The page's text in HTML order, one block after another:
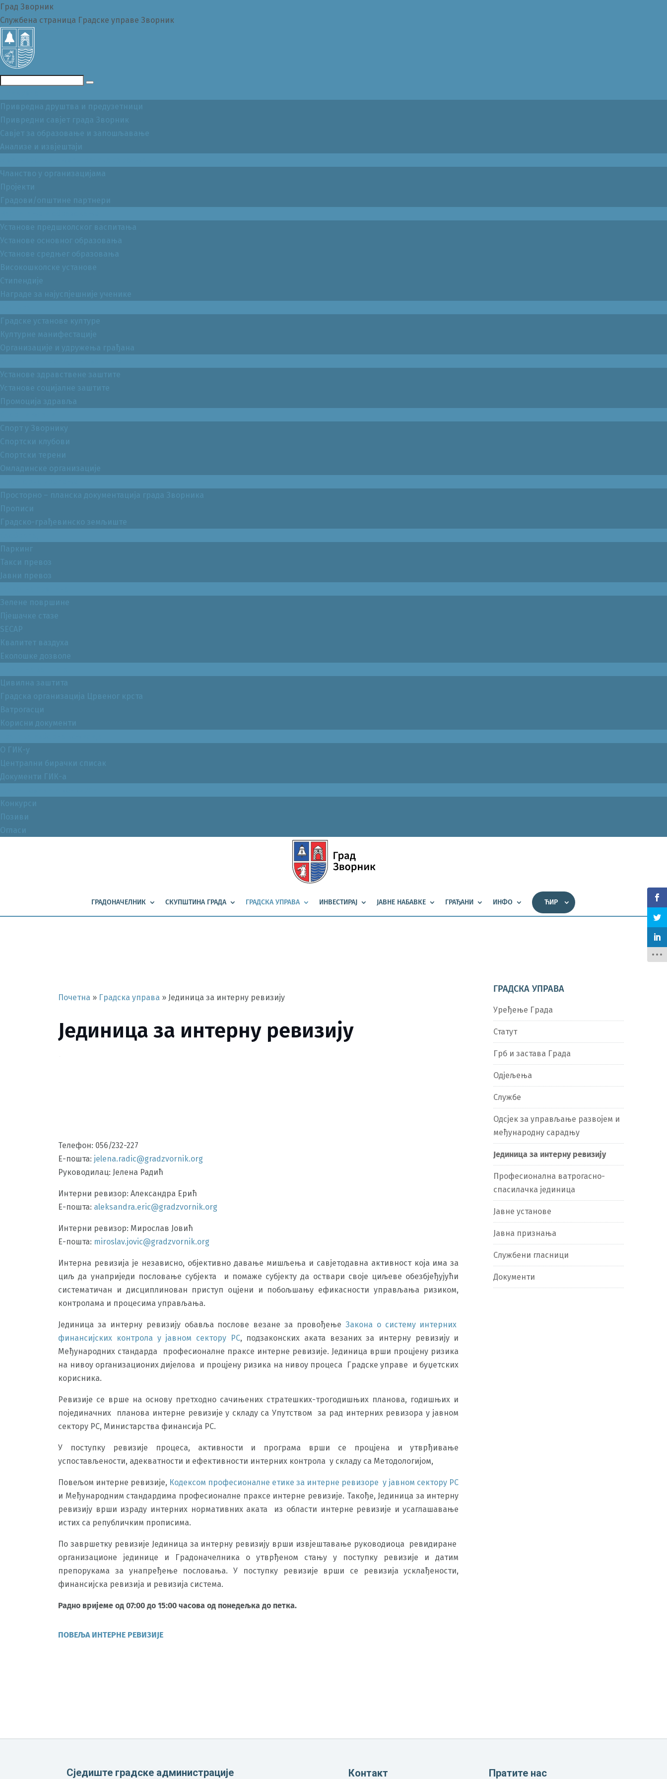
Град Зворник
Службена страница Градске управе Зворник
Претражи
Привредна друштва и предузетници
Привредни савјет града Зворник
Савјет за образовање и запошљавање
Анализе и извјештаји
Чланство у организацијама
Пројекти
Градови/општине партнери
Установе предшколског васпитања
Установе основног образовања
Установе средњег образовања
Високошколске установе
Стипендије
Награде за најуспјешније ученике
Градске установе културе
Културне манифестације
Организације и удружења грађана
Установе здравствене заштите
Установе социјалне заштите
Промоција здравља
Спорт у Зворнику
Спортски клубови
Спортски терени
Омладинске организације
Просторно – планска документација града Зворника
Прописи
Градско-грађевинско земљиште
Паркинг
Такси превоз
Јавни превоз
Зелене површине
Пјешачке стазе
SECAP
Квалитет ваздуха
Еколошке дозволе
Цивилна заштита
Градска организација Црвеног крста
Ватрогасци
Корисни документи
О ГИК-у
Централни бирачки списак
Документи ГИК-а
Конкурси
Позиви
Огласи
ГРАДОНАЧЕЛНИК СКУПШТИНА ГРАДА ГРАДСКА УПРАВА ИНВЕСТИРАЈ ЈАВНЕ НАБАВКЕ ГРАЂАНИ ИНФО ЋИР
Почетна » Градска управа » Јединица за интерну ревизију
Јединица за интерну ревизију
Телефон: 056/232-227
Е-пошта: jelena.radic@gradzvornik.org
Руководилац: Јелена Радић
Интерни ревизор: Александра Ерић
Е-пошта: aleksandra.eric@gradzvornik.org
Интерни ревизор: Мирослав Јовић
Е-пошта: miroslav.jovic@gradzvornik.org
Интерна ревизија је независно, објективно давање мишљења и савјетодавна активност која има за
циљ да унаприједи пословање субјекта и помаже субјекту да оствари своје циљеве обезбјеђујући
систематичан и дисциплинован приступ оцјени и побољшању ефикасности управљања ризиком,
контролама и процесима управљања.
Јединица за интерну ревизију обавља послове везане за прoвођење Закона о систему интерних
финансијских контрола у јавном сектору РС, подзаконских аката везаних за интерну ревизију и
Међународних стандарда професионалне праксе интерне ревизије. Јединица врши процјену ризика
на нивоу организационих дијелова и процјену ризика на нивоу процеса Градске управе и буџетских
корисника.
Ревизије се врше на основу претходно сачињених стратешких-трогодишњих планова, годишњих и
појединачних планова интерне ревизије у складу са Упутством за рад интерних ревизора у јавном
сектору РС, Министарства финансија РС.
У поступку ревизије процеса, активности и програма врши се процјена и утврђивање
успостављености, адекватности и ефективности интерних контрола у складу са Методологијом,
Повељом интерне ревизије, Кодексом професионалне етике за интерне ревизоре у јавном сектору РС
и Међународним стандардима професионалне праксе интерне ревизије. Такође, Јединица за интерну
ревизију врши израду интерних нормативних аката из области интерне ревизије и усаглашавање
истих са републичким прописима.
По завршетку ревизије Јединица за интерну ревизију врши извјештавање руководиоца ревидиране
организационе јединице и Градоначелника о утврђеном стању у поступку ревизије и датим
препорукама за унапређење пословања. У поступку ревизије врши се ревизија усклађености,
финансијска ревизија и ревизија система.
Радно вријеме од 07:00 до 15:00 часова од понедељка до петка.
ПОВЕЉА ИНТЕРНЕ РЕВИЗИЈЕ
ГРАДСКА УПРАВА
Уређење Града
Статут
Грб и застава Града
Одјељења
Службе
Oдсјек за управљање развојем и
међународну сарадњу
Јединица за интерну ревизију
Професионална ватрогасно-
спасилачка јединица
Јавне установе
Јавна признања
Службени гласници
Документи
Сједиште градске администрације Контакт Пратите нас